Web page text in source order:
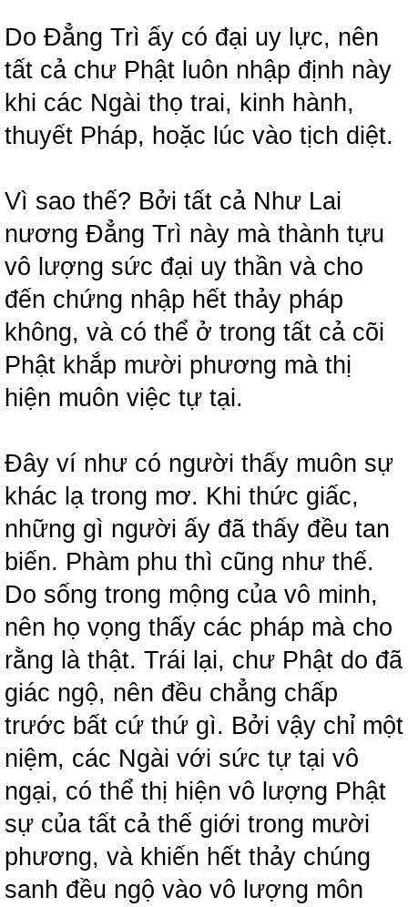
Do Đẳng Trì ấy có đại uy lực, nên
tất cả chư Phật luôn nhập định này
khi các Ngài thọ trai, kinh hành,
thuyết Pháp, hoặc lúc vào tịch diệt.
Vì sao thế? Bởi tất cả Như Lai
nương Đẳng Trì này mà thành tựu
vô lượng sức đại uy thần và cho
đến chứng nhập hết thảy pháp
không, và có thể ở trong tất cả cõi
Phật khắp mười phương mà thị
hiện muôn việc tự tại.
Đây ví như có người thấy muôn sự
khác lạ trong mơ. Khi thức giấc,
những gì người ấy đã thấy đều tan
biến. Phàm phu thì cũng như thế.
Do sống trong mộng của vô minh,
nên họ vọng thấy các pháp mà cho
rằng là thật. Trái lại, chư Phật do đã
giác ngộ, nên đều chẳng chấp
trước bất cứ thứ gì. Bởi vậy chỉ một
niệm, các Ngài với sức tự tại vô
ngại, có thể thị hiện vô lượng Phật
sự của tất cả thế giới trong mười
phương, và khiến hết thảy chúng
sanh đều ngộ vào vô lượng môn